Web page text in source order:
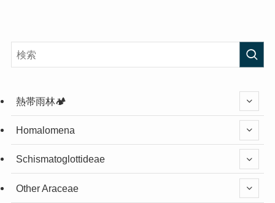
熱帯雨林🏕️
Homalomena
Schismatoglottideae
Other Araceae